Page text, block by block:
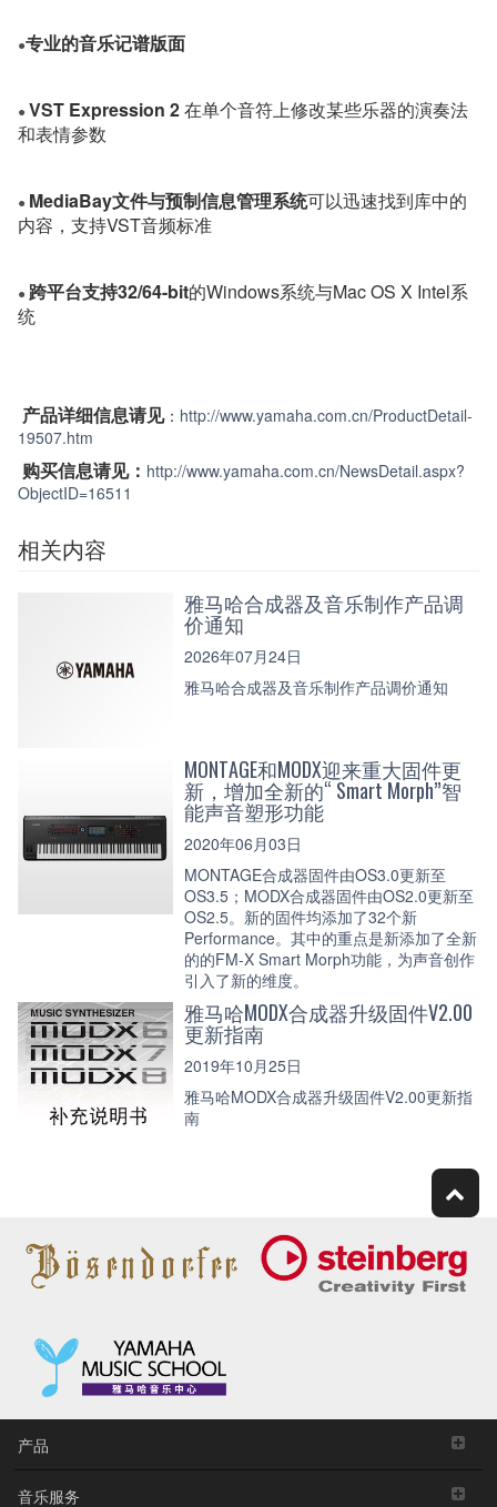
●专业的音乐记谱版面
● VST Expression 2在单个音符上修改某些乐器的演奏法
和表情参数
● MediaBay文件与预制信息管理系统可以迅速找到库中的
内容，支持VST音频标准
● 跨平台支持32/64-bit的Windows系统与Mac OS X Intel系
统
产品详细信息请见： http://www.yamaha.com.cn/ProductDetail-
19507.htm
购买信息请见： http://www.yamaha.com.cn/NewsDetail.aspx?
ObjectID=16511
相关内容
雅马哈合成器及音乐制作产品调
价通知
2026年07月24日
雅马哈合成器及音乐制作产品调价通知
MONTAGE和MODX迎来重大固件更
新，增加全新的“ Smart Morph”智
能声音塑形功能
2020年06月03日
MONTAGE合成器固件由OS3.0更新至
OS3.5；MODX合成器固件由OS2.0更新至
OS2.5。新的固件均添加了32个新
Performance。其中的重点是新添加了全新
的的FM-X Smart Morph功能，为声音创作
引入了新的维度。
雅马哈MODX合成器升级固件V2.00
更新指南
2019年10月25日
雅马哈MODX合成器升级固件V2.00更新指
南
产品
音乐服务